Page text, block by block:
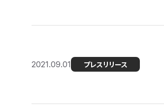
2021.09.01 プレスリリース